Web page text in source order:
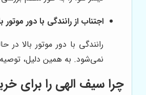
اجتناب از رانندگی با دور موتور
رانندگی با دور موتور بالا
نمی‌شود. به همین دلیل، توصیه
چرا سیف الهی را برای